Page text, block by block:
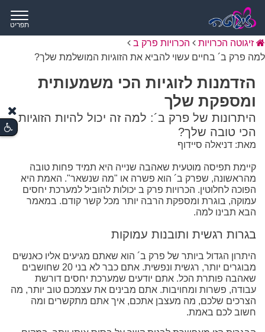
תפריט
זיגוטה הכרויות
הכרויות פרק ב
למה פרק ב´ בחיים עשוי להביא את הזוגיות המושלמת שלך?
הזדמנות לזוגיות הכי משמעותית
ומספקת שלך
היתרונות של פרק ב´: למה זה יכול להיות הזוגיות
הכי טובה שלך?
מאת: דניאלה סיידוף
קיימת תפיסה מוטעית שאהבה שנייה היא תמיד פחות טובה
מהראשונה, שפרק ב´ הוא פשרה או "מה שנשאר". האמת היא
הפוכה לחלוטין. הכרויות פרק ב יכולות להוביל למערכת יחסים
עמוקה, בוגרת ומספקת הרבה יותר מכל קשר קודם. במאמר
הבא תבינו למה.
בגרות רגשית ותובנות עמוקות
היתרון הגדול ביותר של פרק ב´ הוא שאתם מגיעים אליו כאנשים
מבוגרים יותר, רגשית ונפשית. אתם כבר לא בני 20 שחושבים
שאהבה פותרת הכל. אתם יודעים שמערכת יחסים דורשת
עבודה, פשרות ומחויבות. אתם מבינים את עצמכם טוב יותר, מה
הצרכים שלכם, מה מעצבן אתכם, איך אתם מתקשרים ומה
חשוב לכם באמת.